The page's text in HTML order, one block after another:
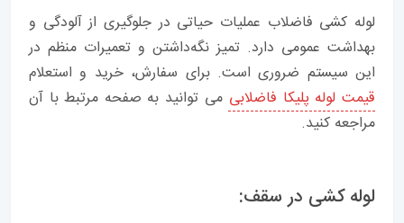
لوله کشی فاضلاب عملیات حیاتی در جلوگیری از آلودگی و
بهداشت عمومی دارد. تمیز نگه‌داشتن و تعمیرات منظم در
این سیستم ضروری است. برای سفارش، خرید و استعلام
قیمت لوله پلیکا فاضلابی می توانید به صفحه مرتبط با آن
مراجعه کنید.
لوله کشی در سقف: